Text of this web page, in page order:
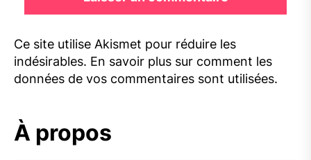
Ce site utilise Akismet pour réduire les
indésirables. En savoir plus sur comment les
données de vos commentaires sont utilisées.
À propos